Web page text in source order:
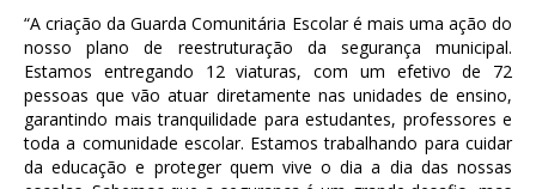
“A criação da Guarda Comunitária Escolar é mais uma ação do
nosso plano de reestruturação da segurança municipal.
Estamos entregando 12 viaturas, com um efetivo de 72
pessoas que vão atuar diretamente nas unidades de ensino,
garantindo mais tranquilidade para estudantes, professores e
toda a comunidade escolar. Estamos trabalhando para cuidar
da educação e proteger quem vive o dia a dia das nossas